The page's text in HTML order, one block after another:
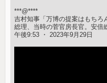
***@****
吉村知事「万博の提案はもちろ
総理、当時の菅官房長官。安倍
午後9:53 ・ 2023年9月29日